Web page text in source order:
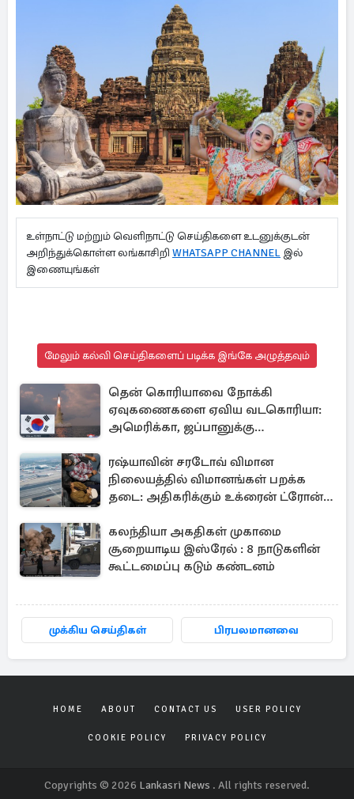
உள்நாட்டு மற்றும் வெளிநாட்டு செய்திகளை உடனுக்குடன்
அறிந்துக்கொள்ள லங்காசிறி WHATSAPP CHANNEL இல்
இணையுங்கள்
மேலும் கல்வி செய்திகளைப் படிக்க இங்கே அழுத்தவும்
தென் கொரியாவை நோக்கி
ஏவுகணைகளை ஏவிய வடகொரியா:
அமெரிக்கா, ஜப்பானுக்கு
ரஷ்யாவின் சரடோவ் விமான
நிலையத்தில் விமானங்கள் பறக்க
தடை: அதிகரிக்கும் உக்ரைன் ட்ரோன்
கலந்தியா அகதிகள் முகாமை
சூறையாடிய இஸ்ரேல் : 8 நாடுகளின்
கூட்டமைப்பு கடும் கண்டனம்
முக்கிய செய்திகள் பிரபலமானவை
HOME ABOUT CONTACT US USER POLICY
COOKIE POLICY PRIVACY POLICY
Copyrights © 2026 Lankasri News . All rights reserved.